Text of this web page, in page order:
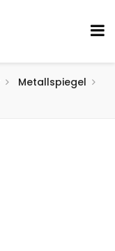
Metallspiegel